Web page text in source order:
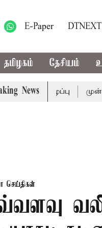
E-Paper DTNEXT
தமிழகம் தேசியம்
News முன்னாள்
செய்திகள்